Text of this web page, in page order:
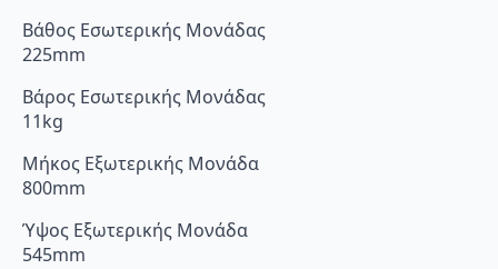
Βάθος Εσωτερικής Μονάδας
225mm
Βάρος Εσωτερικής Μονάδας
11kg
Μήκος Εξωτερικής Μονάδα
800mm
Ύψος Εξωτερικής Μονάδα
545mm